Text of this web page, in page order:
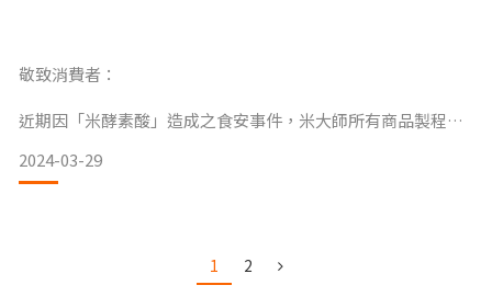
敬致消費者：
近期因「米酵素酸」造成之食安事件，米大師所有商品製程皆
試驗，以高溫121℃及高壓滅菌，可有效殺死產生此毒素之細
菌。
生相關法規規定，從原料進貨到銷售商品的保存皆執行嚴格控
管，謹此，感謝您對我們的支持與肯定，敬請安心食用。
2024-03-29
1 2